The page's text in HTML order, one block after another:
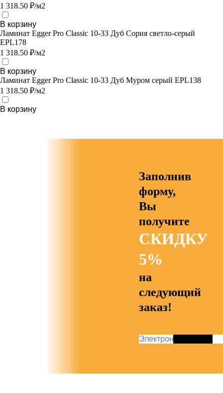
1 318.50 ₽/м2
В корзину
Ламинат Egger Pro Classic 10-33 Дуб Сория светло-серый
EPL178
1 318.50 ₽/м2
В корзину
Ламинат Egger Pro Classic 10-33 Дуб Муром серый EPL138
1 318.50 ₽/м2
В корзину
Заполнив
форму,
Вы
получите
СКИДКУ
5%
на
следующий
заказ!